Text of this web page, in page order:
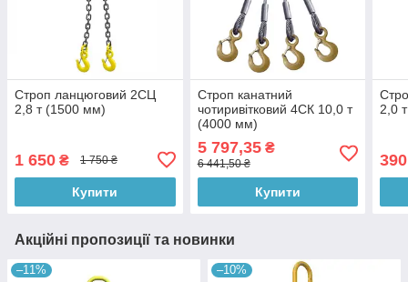
Строп ланцюговий 2СЦ
2,8 т (1500 мм)
1 650 ₴ 1 750 ₴
Купити
Строп канатний
чотиривітковий 4СК 10,0 т
(4000 мм)
5 797,35₴
6 441,50 ₴
Купити
2,0
390
Акційні пропозиції та новинки
–11% –10%